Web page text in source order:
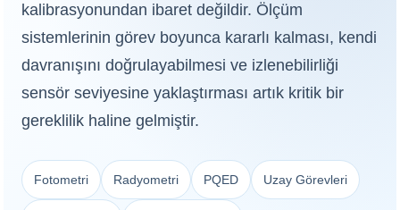
kalibrasyonundan ibaret değildir. Ölçüm
sistemlerinin görev boyunca kararlı kalması, kendi
davranışını doğrulayabilmesi ve izlenebilirliği
sensör seviyesine yaklaştırması artık kritik bir
gereklilik haline gelmiştir.
Fotometri Radyometri PQED Uzay Görevleri